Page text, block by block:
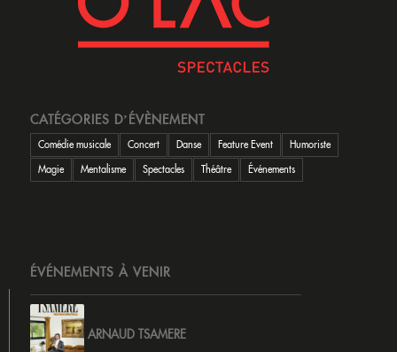
CATÉGORIES D’ÉVÈNEMENT
Comédie musicale Concert Danse Feature Event
Humoriste
Magie
Mentalisme Spectacles Théâtre Événements
ÉVÉNEMENTS À VENIR
ARNAUD TSAMERE